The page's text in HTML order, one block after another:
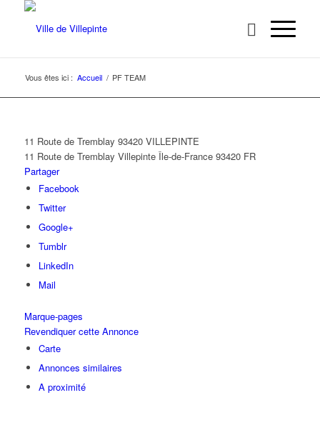
Vous êtes ici : Accueil / PF TEAM
11 Route de Tremblay 93420 VILLEPINTE
11 Route de Tremblay Villepinte Île-de-France 93420 FR
Partager
Facebook
Twitter
Google+
Tumblr
LinkedIn
Mail
Marque-pages
Revendiquer cette Annonce
Carte
Annonces similaires
A proximité